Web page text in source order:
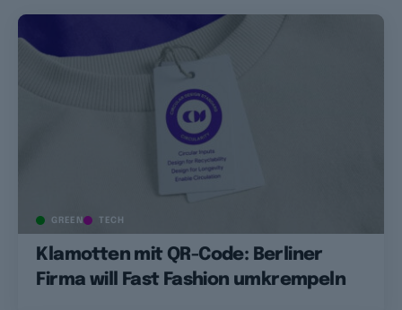
GREEN TECH
Klamotten mit QR-Code: Berliner
Firma will Fast Fashion umkrempeln